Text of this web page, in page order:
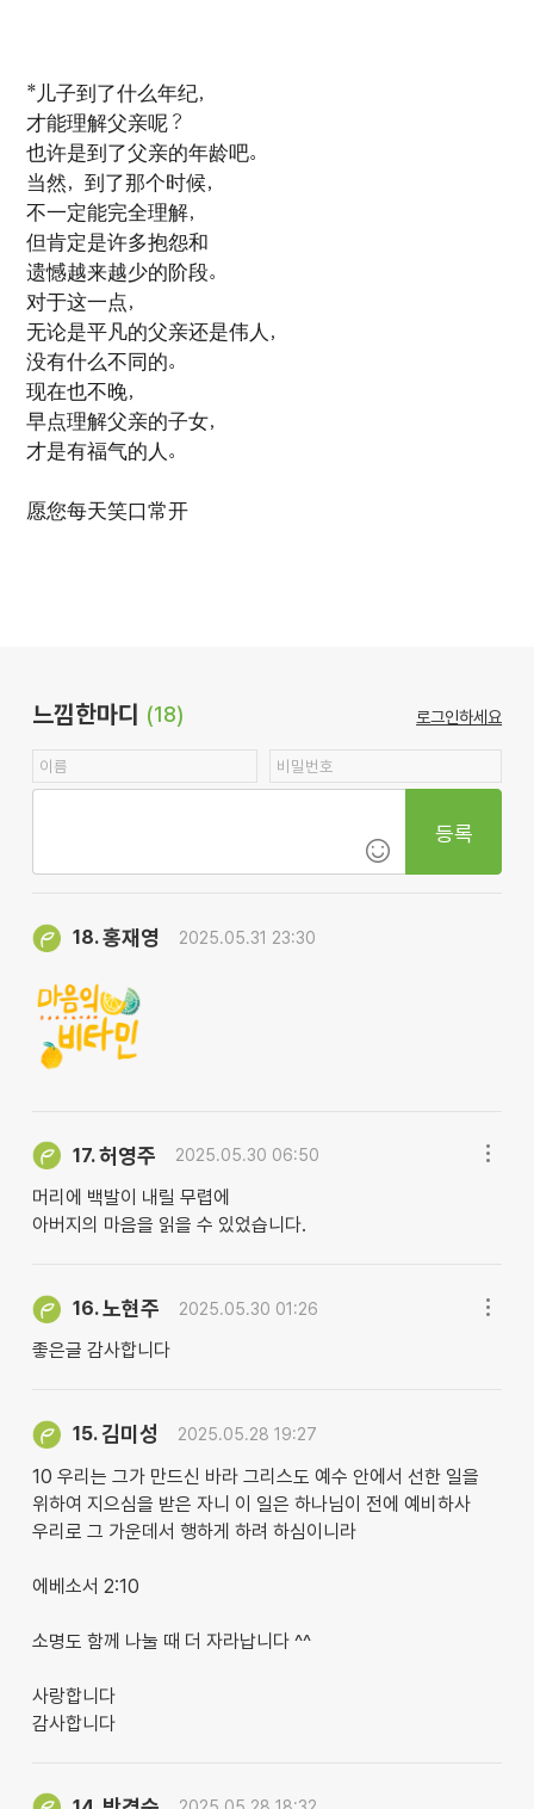
*儿子到了什么年纪，
才能理解父亲呢？
也许是到了父亲的年龄吧。
当然，到了那个时候，
不一定能完全理解，
但肯定是许多抱怨和
遗憾越来越少的阶段。
对于这一点，
无论是平凡的父亲还是伟人，
没有什么不同的。
现在也不晚，
早点理解父亲的子女，
才是有福气的人。
愿您每天笑口常开
느낌한마디 (18) 로그인하세요
등록
18.홍재영 2025.05.31 23:30
17.허영주 2025.05.30 06:50
머리에 백발이 내릴 무렵에
아버지의 마음을 읽을 수 있었습니다.
16.노현주 2025.05.30 01:26
좋은글 감사합니다
15.김미성 2025.05.28 19:27
10 우리는 그가 만드신 바라 그리스도 예수 안에서 선한 일을
위하여 지으심을 받은 자니 이 일은 하나님이 전에 예비하사
우리로 그 가운데서 행하게 하려 하심이니라
에베소서 2:10
소명도 함께 나눌 때 더 자라납니다 ^^
사랑합니다
감사합니다